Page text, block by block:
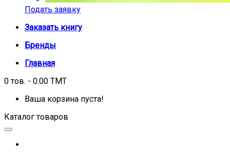
Подать заявку
Заказать книгу
Бренды
Главная
0 тов. - 0.00 TMT
Ваша корзина пуста!
Каталог товаров